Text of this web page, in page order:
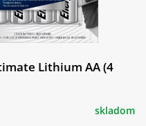
Lithium AA (4
skladom